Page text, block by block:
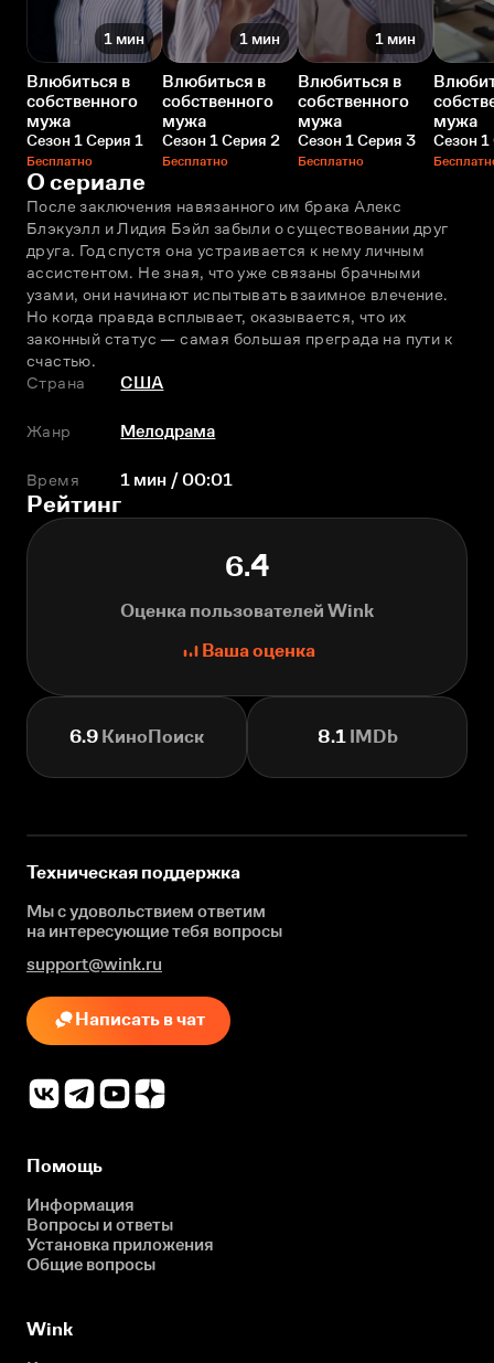
1 мин
Влюбиться в
собственного
мужа
Сезон 1 Серия 1
Бесплатно
1 мин
Влюбиться в
собственного
мужа
Сезон 1 Серия 2
Бесплатно
1 мин
Влюбиться в
собственного
мужа
Сезон 1 Серия 3
Бесплатно
мужа
Сезон
О сериале
После заключения навязанного им брака Алекс
Блэкуэлл и Лидия Бэйл забыли о существовании друг
друга. Год спустя она устраивается к нему личным
ассистентом. Не зная, что уже связаны брачными
узами, они начинают испытывать взаимное влечение.
Но когда правда всплывает, оказывается, что их
законный статус — самая большая преграда на пути к
счастью.
Страна
США
Жанр Мелодрама
Время 1 мин / 00:01
Рейтинг
6.4
Оценка пользователей Wink
Ваша оценка
6.9 КиноПоиск 8.1 IMDb
Техническая поддержка
Мы с удовольствием ответим
на интересующиетебя вопросы
support@wink.ru
Написать в чат
Помощь
Информация
Вопросы и ответы
Установка приложения
Общие вопросы
Wink